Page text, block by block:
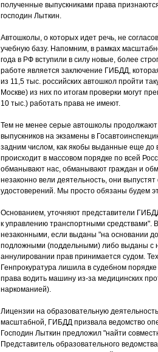
полученные выпускниками права
господин Лыткин.
Автошколы, о которых идет речь, не
учебную базу. Напомним, в рамках
года в РФ вступили в силу новые, более
работе является заключение ГИБДД,
из 11,5 тыс. российских автошкол пройти
Москве) из них по итогам проверки могут
10 тыс.) работать права не имеют.
Тем не менее серые автошколы продолжают
выпускников на экзамены в
задним числом, как якобы выданные еще до
происходит в массовом порядке по всей
обманывают нас, обманывают граждан и
незаконно вели деятельность, они
удостоверений. Мы просто обязаны будем
Основанием, уточняют представители
к управлению транспортными средствами".
незаконными, если выданы "на основании
подложными (поддельными) либо выданы с
аннулировании прав принимается судом.
Генпрокуратура лишила в судебном
права водить машину из-за медицинских
наркоманией).
Лицензии на образовательную
масштабной, ГИБДД призвала ведомство
Господин Лыткин предложил "найти
Представитель образовательного